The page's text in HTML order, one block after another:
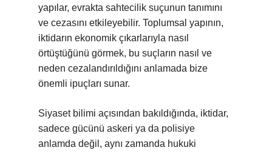
yapılar, evrakta sahtecilik suçunun tanımını
ve cezasını etkileyebilir. Toplumsal yapının,
iktidarın ekonomik çıkarlarıyla nasıl
örtüştüğünü görmek, bu suçların nasıl ve
neden cezalandırıldığını anlamada bize
önemli ipuçları sunar.
Siyaset bilimi açısından bakıldığında, iktidar,
sadece gücünü askeri ya da polisiye
anlamda değil, aynı zamanda hukuki